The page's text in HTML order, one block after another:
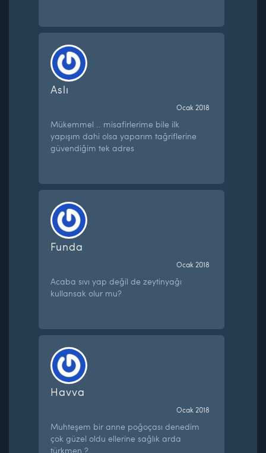
Aslı
Ocak 2018
Mükemmel .. misafirlerime bile ilk
yapışım dahi olsa yaparım tağriflerine
güvendiğim tek adres
Funda
Ocak 2018
Acaba sıvı yap değil de zeytinyağı
kullansak olur mu?
Havva
Ocak 2018
Muhteşem bir anne poğoçası denedim
çok güzel oldu ellerine sağlık arda
türkmen ?